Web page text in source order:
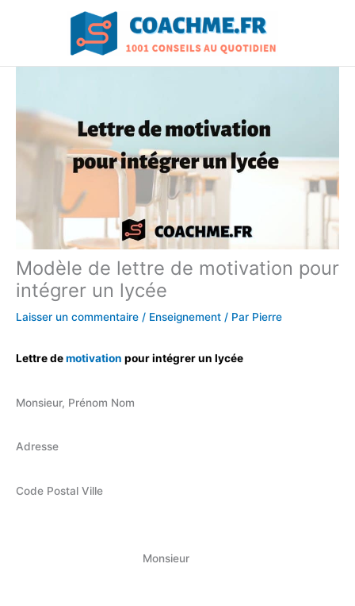
Modèle de lettre de motivation pour
intégrer un lycée
Laisser un commentaire / Enseignement / Par Pierre
Lettre demotivation pour intégrer un lycée
Monsieur, Prénom Nom
Adresse
Code Postal Ville
Monsieur